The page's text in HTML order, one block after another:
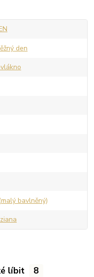
den
bavlněný)
líbit 8